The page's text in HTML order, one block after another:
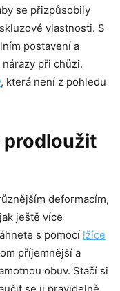
se přizpůsobily
vlastnosti. S
postavení a
při chůzi.
, která není z pohledu
prodloužit
deformacím,
ještě více
s pomocí lžíce
příjemnější a
obuv. Stačí si